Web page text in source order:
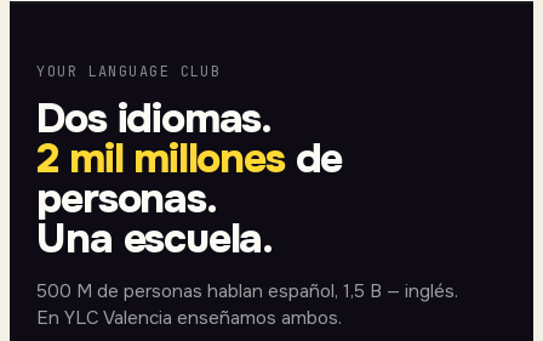
YOUR LANGUAGE CLUB
Dos idiomas.
2 mil millonesde
personas.
Una escuela.
500 M de personas hablan español, 1,5 B — inglés.
En YLC Valencia enseñamos ambos.